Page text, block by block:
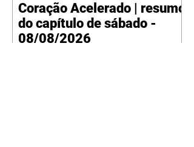
encontro com Suely. Adriana diz
a Lyris que está feliz trabalhando
no restaurante de Nanc
Coração Acelerado | resumo
do capítulo de sábado -
08/08/2026